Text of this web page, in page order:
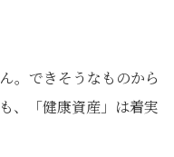
。できそうなものから
、「健康資産」は着実